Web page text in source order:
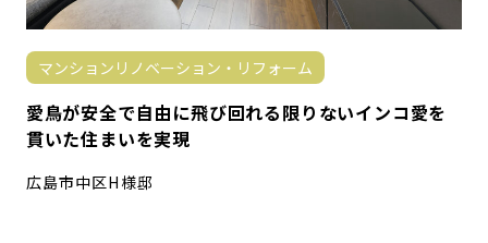
マンションリノベーション・リフォーム
愛鳥が安全で自由に飛び回れる限りないインコ愛を
貫いた住まいを実現
広島市中区H様邸